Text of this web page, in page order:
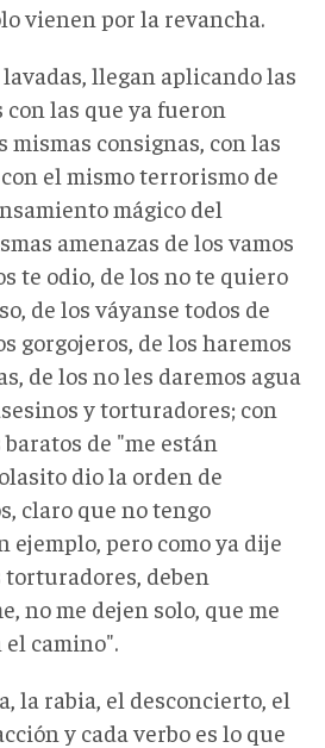
vienen por la revancha.
llegan aplicando las
las que ya fueron
mismas consignas, con las
el mismo terrorismo de
mágico del
amenazas de los vamos
te odio, de los no te quiero
de los váyanse todos de
gorgojeros, de los haremos
de los no les daremos agua
y torturadores; con
de "me están
dio la orden de
claro que no tengo
ejemplo, pero como ya dije
deben
no me dejen solo, que me
el camino".
la rabia, el desconcierto, el
y cada verbo es lo que